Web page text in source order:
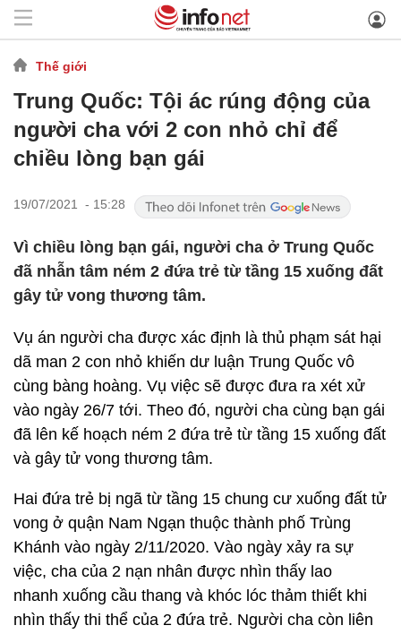
Thế giới
Trung Quốc: Tội ác rúng động của
người cha với 2 con nhỏ chỉ để
chiều lòng bạn gái
19/07/2021 - 15:28
Vì chiều lòng bạn gái, người cha ở Trung Quốc
đã nhẫn tâm ném 2 đứa trẻ từ tầng 15 xuống đất
gây tử vong thương tâm.
Vụ án người cha được xác định là thủ phạm sát hại
dã man 2 con nhỏ khiến dư luận Trung Quốc vô
cùng bàng hoàng. Vụ việc sẽ được đưa ra xét xử
vào ngày 26/7 tới. Theo đó, người cha cùng bạn gái
đã lên kế hoạch ném 2 đứa trẻ từ tầng 15 xuống đất
và gây tử vong thương tâm.
Hai đứa trẻ bị ngã từ tầng 15 chung cư xuống đất tử
vong ở quận Nam Ngạn thuộc thành phố Trùng
Khánh vào ngày 2/11/2020. Vào ngày xảy ra sự
việc, cha của 2 nạn nhân được nhìn thấy lao
nhanh xuống cầu thang và khóc lóc thảm thiết khi
nhìn thấy thi thể của 2 đứa trẻ. Người cha còn liên